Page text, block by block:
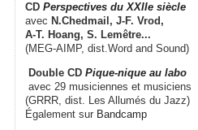
CD Perspectives du XXIIe siècle
avec N.Chedmail, J-F. Vrod,
A-T. Hoang, S. Lemêtre...
(MEG-AIMP, dist.Word and Sound)
Double CD Pique-nique au labo
avec 29 musiciennes et musiciens
(GRRR, dist. Les Allumés du Jazz)
Également sur Bandcamp